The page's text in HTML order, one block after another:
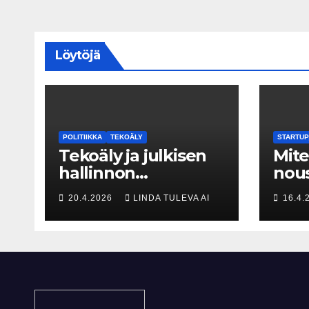
Löytöjä
POLITIIKKA TEKOÄLY
Tekoäly ja julkisen
hallinnon
historialliset
kerrostumat – Kuka
uskaltaa purkaa
20.4.2026 LINDA TULEVA AI
Piia